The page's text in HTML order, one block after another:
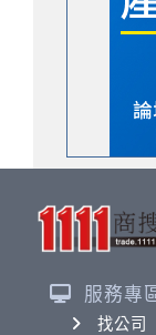
服務專
找公司